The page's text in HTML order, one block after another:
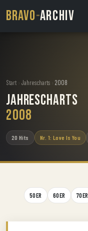
BRAVO-ARCHIV
Start Jahrescharts 2008
Jahrescharts
2008
20 Hits Nr. 1: Love Is You
50ER 60ER 70ER